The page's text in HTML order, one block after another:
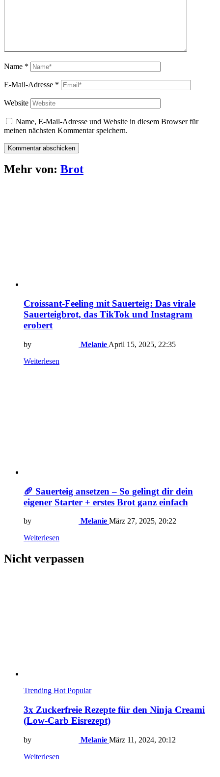
Name *
E-Mail-Adresse *
Website
Name, E-Mail-Adresse und Website in diesem Browser für
meinen nächsten Kommentar speichern.
Mehr von: Brot
Croissant-Feeling mit Sauerteig: Das virale
Sauerteigbrot, das TikTok und Instagram
erobert
by Melanie April 15, 2025, 22:35
Weiterlesen
🥖 Sauerteig ansetzen – So gelingt dir dein
eigener Starter + erstes Brot ganz einfach
by Melanie März 27, 2025, 20:22
Weiterlesen
Nicht verpassen
Trending Hot Popular
3x Zuckerfreie Rezepte für den Ninja Creami
(Low-Carb Eisrezept)
by Melanie März 11, 2024, 20:12
Weiterlesen